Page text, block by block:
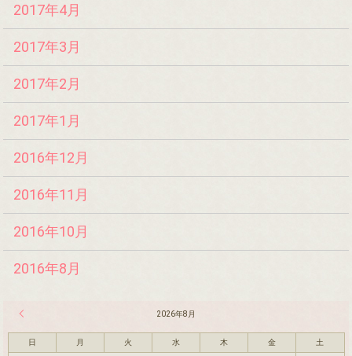
2017年4月
2017年3月
2017年2月
2017年1月
2016年12月
2016年11月
2016年10月
2016年8月
2026年8月
日 月 火 水 木 金 土